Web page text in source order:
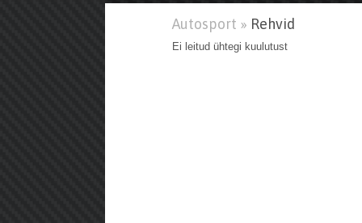
Autosport » Rehvid
Ei leitud ühtegi kuulutust